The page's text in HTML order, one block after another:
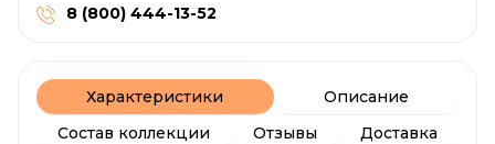
8 (800) 444-13-52
Характеристики
Описание
Состав коллекции
Отзывы Доставка